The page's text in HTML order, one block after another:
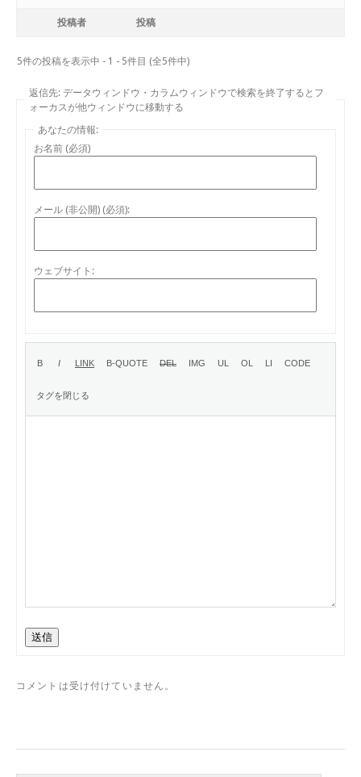
投稿者 投稿
5件の投稿を表示中 - 1 - 5件目 (全5件中)
返信先: データウィンドウ・カラムウィンドウで検索を終了するとフ
ォーカスが他ウィンドウに移動する
あなたの情報:
お名前 (必須)
メール (非公開) (必須):
ウェブサイト:
送信
コメントは受け付けていません。